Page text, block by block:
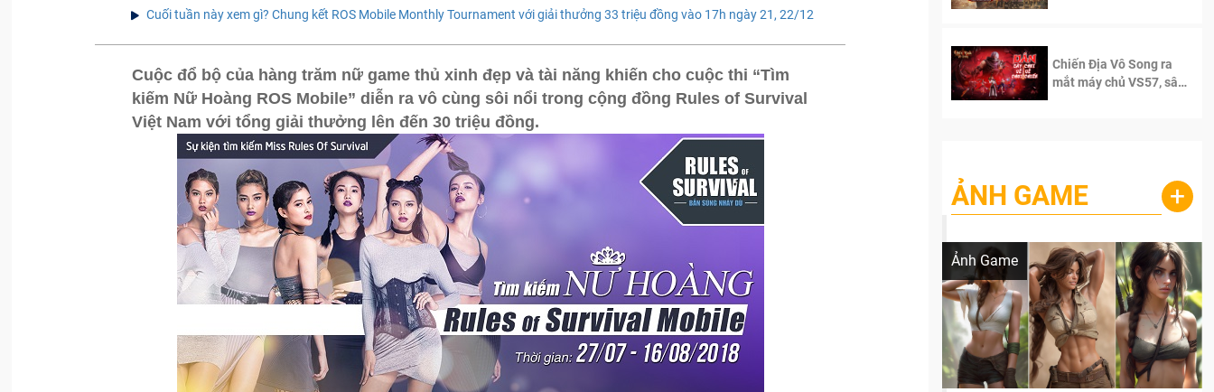
Cuối tuần này xem gì? Chung kết ROS Mobile Monthly Tournament với giải thưởng 33 triệu đồng vào 17h ngày 21, 22/12
Cuộc đổ bộ của hàng trăm nữ game thủ xinh đẹp và tài năng khiến cho cuộc thi “Tìm
kiếm Nữ Hoàng ROS Mobile” diễn ra vô cùng sôi nổi trong cộng đồng Rules of Survival
Việt Nam với tổng giải thưởng lên đến 30 triệu đồng.
Chiến Địa Vô Song ra
mắt máy chủ VS57, sân
ẢNH GAME +
Ảnh Game
Lala Croft vừa nóng vừa xinh dưới nét vẽ
Khi AI Cosplay gái đẹp One Piece